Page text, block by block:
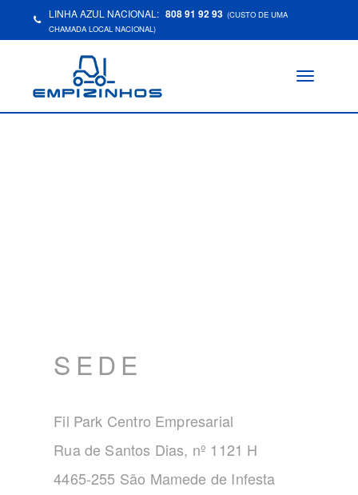
LINHA AZUL NACIONAL: 808 91 92 93 (CUSTO DE UMA
CHAMADA LOCAL NACIONAL)
Toggle
SEDE
Fil Park Centro Empresarial
Rua de Santos Dias, nº 1121 H
4465-255 São Mamede de Infesta